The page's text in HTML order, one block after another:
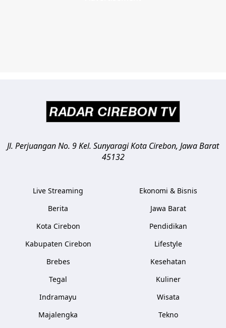
Jl. Perjuangan No. 9 Kel. SunyaragiKota Cirebon, Jawa Barat
45132
Live Streaming
Berita
Kota Cirebon
Kabupaten Cirebon
Brebes
Tegal
Indramayu
Majalengka
Ekonomi & Bisnis
Jawa Barat
Pendidikan
Lifestyle
Kesehatan
Kuliner
Wisata
Tekno